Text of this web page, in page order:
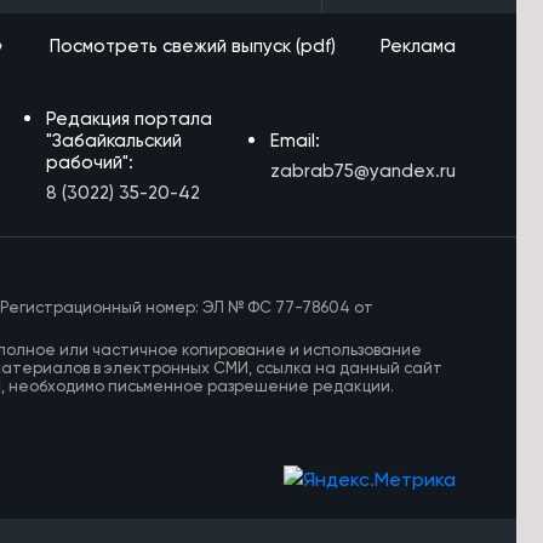
Посмотреть свежий выпуск (pdf) Реклама
Редакция портала
"Забайкальский
рабочий":
8 (3022) 35-20-42
Email:
zabrab75@yandex.ru
Регистрационный номер: ЭЛ № ФС 77-78604 от
или частичное копирование и использование
в электронных СМИ, ссылка на данный сайт
необходимо письменное разрешение редакции.